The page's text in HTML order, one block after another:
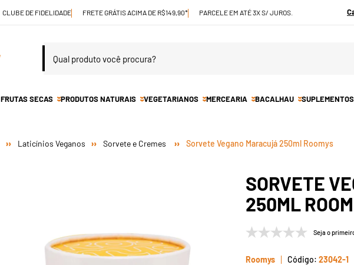
CLUBE DE FIDELIDADE FRETE GRÁTIS ACIMA DE R$149,90* PARCELE EM ATÉ 3X S/ JUROS.
FRUTAS SECAS PRODUTOS NATURAIS VEGETARIANOS MERCEARIA BACALHAU SUPLEMENTOS
Laticínios Veganos Sorvete e Cremes Sorvete Vegano Maracujá 250ml Roomys
SORVETE
250ML
Seja o
Roomys
23042-1